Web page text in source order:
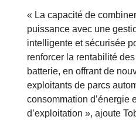
« La capacité de
puissance avec une
intelligente et sécurisée
renforcer la rentabilité
batterie, en offrant de
exploitants de parcs
consommation d’énergie
d’exploitation », ajoute